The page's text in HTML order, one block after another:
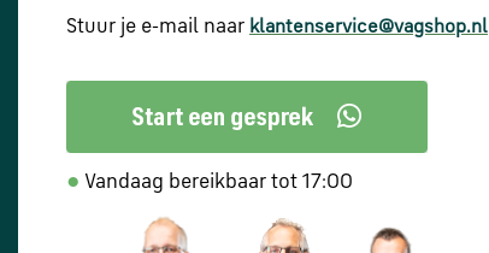
Stuur je e-mail naar klantenservice@vagshop.nl
● Vandaag bereikbaar tot 17:00